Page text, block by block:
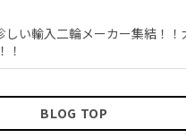
い輸入二輪メーカー集結！！
！
BLOG TOP